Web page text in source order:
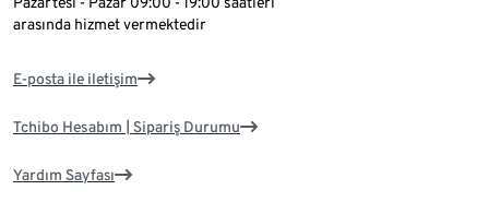
arasında hizmet vermektedir
E-posta ile iletişim
Tchibo Hesabım | Sipariş Durumu
Yardım Sayfası